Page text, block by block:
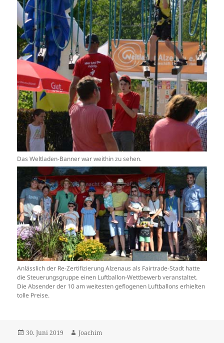
Das Weltladen-Banner war weithin zu sehen.
Anlässlich der Re-Zertifizierung Alzenaus als Fairtrade-Stadt hatte
die Steuerungsgruppe einen Luftballon-Wettbewerb veranstaltet.
Die Absender der 10 am weitesten geflogenen Luftballons erhielten
tolle Preise.
Veröffentlicht
30. Juni 2019 Autor
Joachim